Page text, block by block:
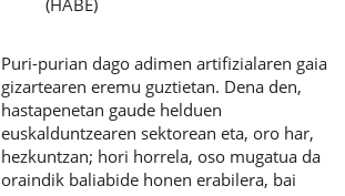
(HABE)
Puri-purian dago adimen artifizialaren gaia
gizartearen eremu guztietan. Dena den,
hastapenetan gaude helduen
euskalduntzearen sektorean eta, oro har,
hezkuntzan; hori horrela, oso mugatua da
oraindik baliabide honen erabilera, bai